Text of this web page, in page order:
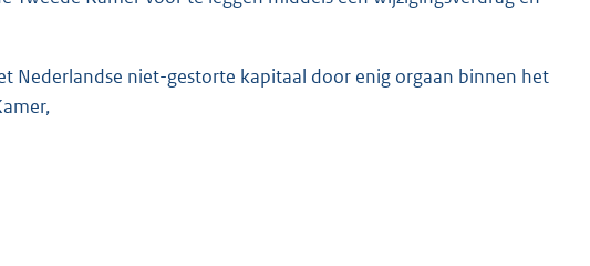
Nederlandse niet-gestorte kapitaal door enig orgaan binnen het